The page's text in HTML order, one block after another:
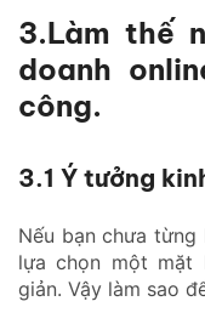
3.Làm thế
doanh
công.
3.1 Ý tưởng
Nếu bạn chưa
lựa chọn một mặt
giản. Vậy làm sao